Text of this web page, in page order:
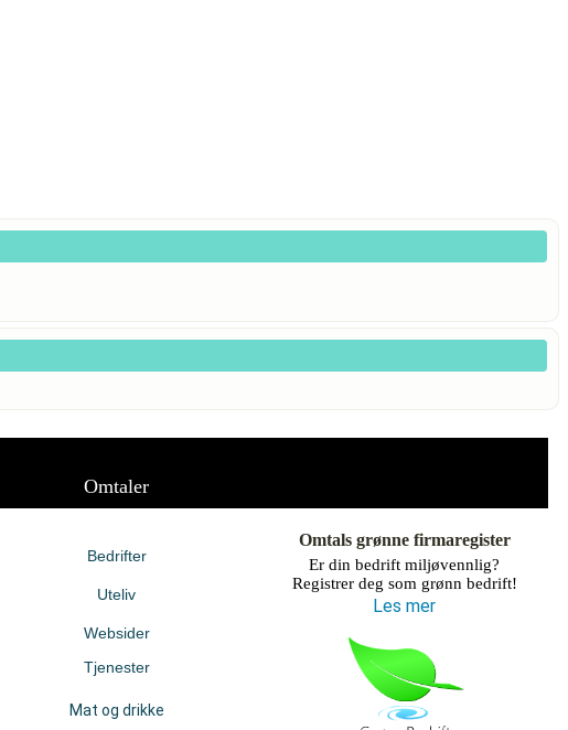
Omtaler
Bedrifter
Uteliv
Websider
Tjenester
Mat og drikke
Omtals grønne firmaregister
Er din bedrift miljøvennlig?
Registrer deg som grønn bedrift!
Les mer